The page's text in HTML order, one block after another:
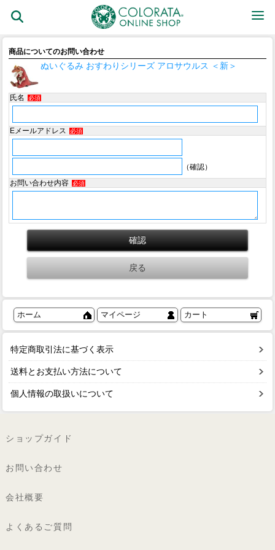
商品についてのお問い合わせ
ぬいぐるみ おすわりシリーズ アロサウルス ＜新＞
氏名 必須
Eメールアドレス 必須
（確認）
お問い合わせ内容 必須
ホーム マイページ カート
特定商取引法に基づく表示
送料とお支払い方法について
個人情報の取扱いについて
ショップガイド
お問い合わせ
会社概要
よくあるご質問